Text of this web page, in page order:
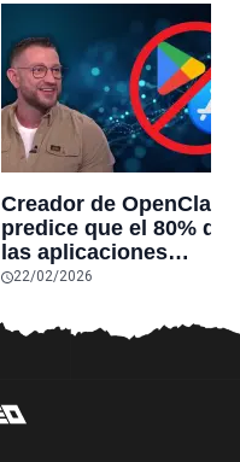
Creador de OpenClaw
predice que el 80% de
las aplicaciones
actuales
sobrevivirán las
hardware
22/02/2026